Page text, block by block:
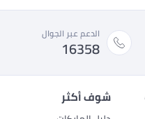
الدعم عبر الجوال
16358
شوف أكثر